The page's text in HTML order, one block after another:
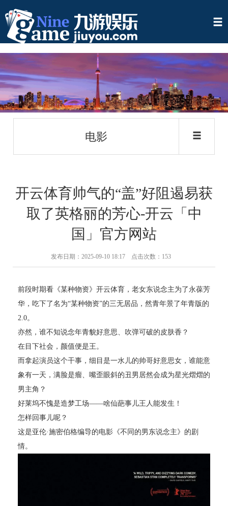
电影
开云体育帅气的“盖”好阻遏易获
取了英格丽的芳心-开云「中
国」官方网站
发布日期：2025-09-10 18:17 点击次数：153
前段时期看《某种物资》开云体育，老女东说念主为了永葆芳
华，吃下了名为“某种物资”的三无居品，然青年景了年青版的
2.0。
亦然，谁不知说念年青貌好意思、吹弹可破的皮肤香？
在目下社会，颜值便是王。
而拿起演员这个干事，细目是一水儿的帅哥好意思女，谁能意
象有一天，满脸是瘤、嘴歪眼斜的丑男居然会成为星光熠熠的
男主角？
好莱坞不愧是造梦工场——啥仙葩事儿王人能发生！
怎样回事儿呢？
这是亚伦·施密伯格编导的电影《不同的男东说念主》的剧
情。